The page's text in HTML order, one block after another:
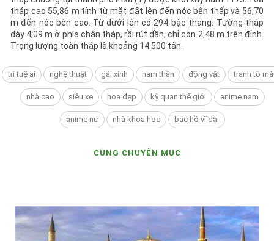
tháp cao 55,86 m tính từ mặt đất lên đến nóc bên thấp và 56,70
m đến nóc bên cao. Từ dưới lên có 294 bậc thang. Tường tháp
dày 4,09 m ở phía chân tháp, rồi rút dần, chỉ còn 2,48 m trên đỉnh.
Trọng lượng toàn tháp là khoảng 14.500 tấn.
tri tuệ ai nghệ thuật gái xinh nam thần động vật tranh tô
nhà cao siêu xe hoa đẹp kỳ quan thế giới anime nam
anime nữ nhà khoa học bác hồ vĩ đại
CÙNG CHUYÊN MỤC